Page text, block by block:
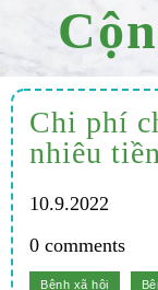
Chi phí
nhiêu
10.9.2022
0 comments